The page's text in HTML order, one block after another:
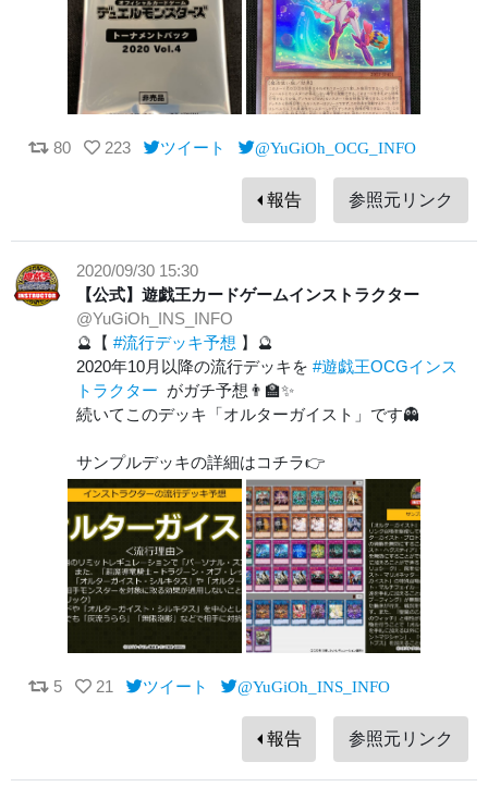
80 223 ツイート @YuGiOh_OCG_INFO
報告 参照元リンク
2020/09/30 15:30
【公式】遊戯王カードゲームインストラクター
@YuGiOh_INS_INFO
🔮【 #流行デッキ予想 】🔮
2020年10月以降の流行デッキを #遊戯王OCGインス
トラクター がガチ予想👨‍🏫✨
続いてこのデッキ「オルターガイスト」です👻
サンプルデッキの詳細はコチラ👉
5 21 ツイート @YuGiOh_INS_INFO
報告 参照元リンク